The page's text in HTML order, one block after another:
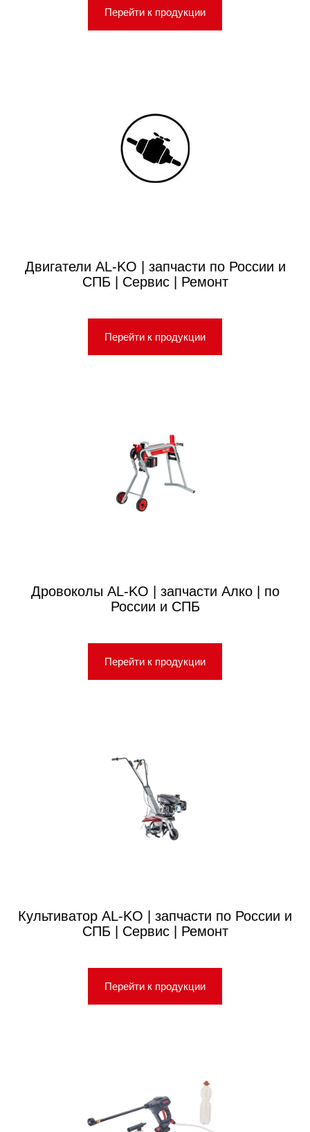
Перейти к продукции
Двигатели AL-KO | запчасти по России и
СПБ | Сервис | Ремонт
Перейти к продукции
Дровоколы AL-KO | запчасти Алко | по
России и СПБ
Перейти к продукции
Культиватор AL-KO | запчасти по России и
СПБ | Сервис | Ремонт
Перейти к продукции